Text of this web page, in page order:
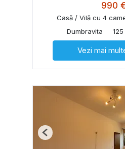
990
Casă / Vilă cu 4
Dumbravita
Vezi mai
Previous